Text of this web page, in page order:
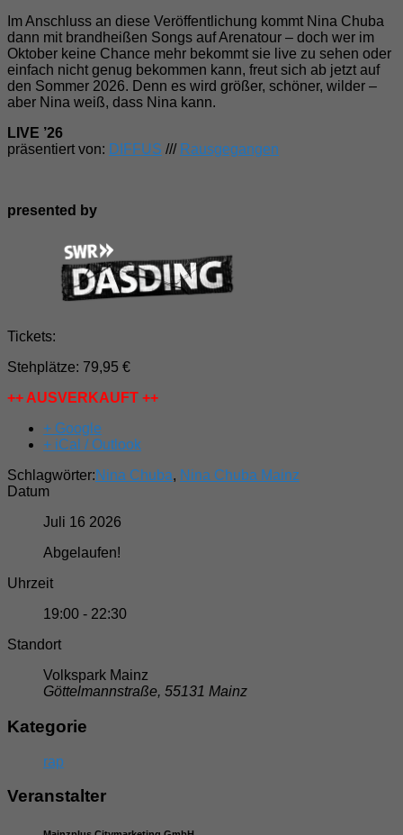
Im Anschluss an diese Veröffentlichung kommt Nina Chuba
dann mit brandheißen Songs auf Arenatour – doch wer im
Oktober keine Chance mehr bekommt sie live zu sehen oder
einfach nicht genug bekommen kann, freut sich ab jetzt auf
den Sommer 2026. Denn es wird größer, schöner, wilder –
aber Nina weiß, dass Nina kann.
LIVE ’26
präsentiert von: DIFFUS /// Rausgegangen
presented by
Tickets:
Stehplätze: 79,95 €
++ AUSVERKAUFT ++
+ Google
+ iCal / Outlook
Schlagwörter:Nina Chuba, Nina Chuba Mainz
Datum
Juli 16 2026
Abgelaufen!
Uhrzeit
19:00 - 22:30
Standort
Volkspark Mainz
Göttelmannstraße, 55131 Mainz
Kategorie
rap
Veranstalter